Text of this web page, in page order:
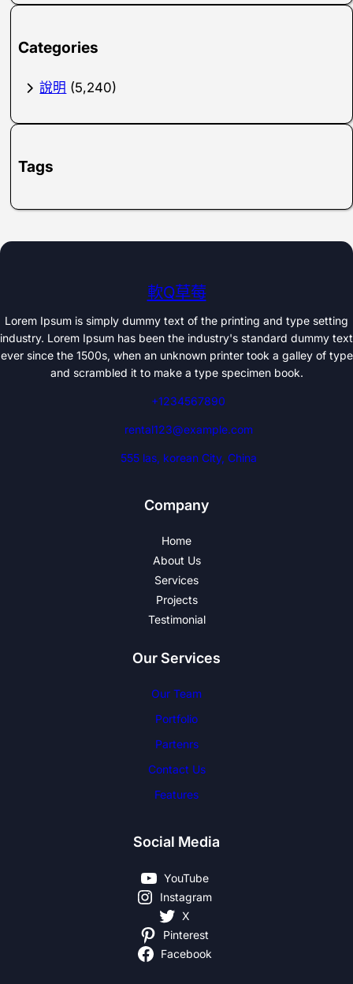
Categories
說明 (5,240)
Tags
軟Q草莓
Lorem Ipsum is simply dummy text of the printing and type setting
industry. Lorem Ipsum has been the industry's standard dummy text
ever since the 1500s, when an unknown printer took a galley of type
and scrambled it to make a type specimen book.
+1234567890
rental123@example.com
555 las, korean City, China
Company
Home
About Us
Services
Projects
Testimonial
Our Services
Our Team
Portfolio
Partenrs
Contact Us
Features
Social Media
YouTube
Instagram
X
Pinterest
Facebook